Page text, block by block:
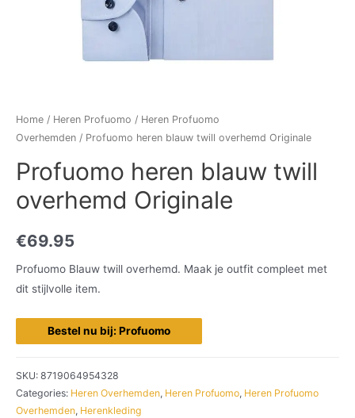
Home / Heren Profuomo / Heren Profuomo
Overhemden / Profuomo heren blauw twill overhemd Originale
Profuomo heren blauw twill
overhemd Originale
€69.95
Profuomo Blauw twill overhemd. Maak je outfit compleet met
dit stijlvolle item.
Bestel nu bij: Profuomo
SKU: 8719064954328
Categories: Heren Overhemden, Heren Profuomo, Heren Profuomo
Overhemden, Herenkleding